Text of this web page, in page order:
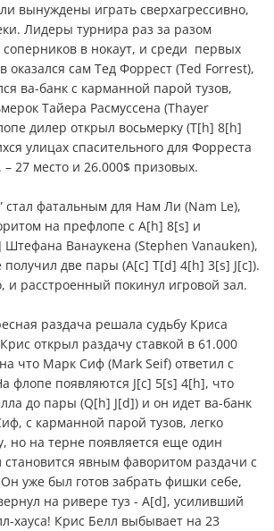
вынуждены играть сверхагрессивно,
Лидеры турнира раз за разом
соперников в нокаут, и среди первых
оказался сам Тед Форрест (Ted Forrest),
ва-банк с карманной парой тузов,
Тайера Расмуссена (Thayer
дилер открыл восьмерку (Т[h] 8[h]
улицах спасительного для Форреста
– 27 место и 26.000$ призовых.
стал фатальным для Нам Ли (Nam Le),
на префлопе с А[h] 8[s] и
Ванаукена (Stephen Vanauken),
получил две пары (А[c] Т[d] 4[h] 3[s] J[c]).
и расстроенный покинул игровой зал.
раздача решала судьбу Криса
открыл раздачу ставкой в 61.000
что Марк Сиф (Mark Seif) ответил с
флопе появляются J[c] 5[s] 4[h], что
до пары (Q[h] J[d]) и он идет ва-банк
с карманной парой тузов, легко
но на терне появляется еще один
становится явным фаворитом раздачи с
уже был готов забрать фишки себе,
на ривере туз - А[d], усиливший
хауса! Крис Белл выбывает на 23